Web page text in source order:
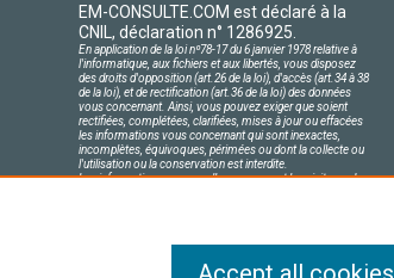
EM-CONSULTE.COM est déclaré à la
CNIL, déclaration n° 1286925.
En application de la loi nº78-17 du 6 janvier 1978 relative à
l'informatique, aux fichiers et aux libertés, vous disposez
des droits d'opposition (art.26 de la loi), d'accès (art.34 à 38
de la loi), et de rectification (art.36 de la loi) des données
vous concernant. Ainsi, vous pouvez exiger que soient
rectifiées, complétées, clarifiées, mises à jour ou effacées
les informations vous concernant qui sont inexactes,
incomplètes, équivoques, périmées ou dont la collecte ou
l'utilisation ou la conservation est interdite.
Les informations personnelles concernant les visiteurs de